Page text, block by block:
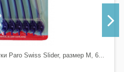
Paro Swiss Slider, размер M, 6...